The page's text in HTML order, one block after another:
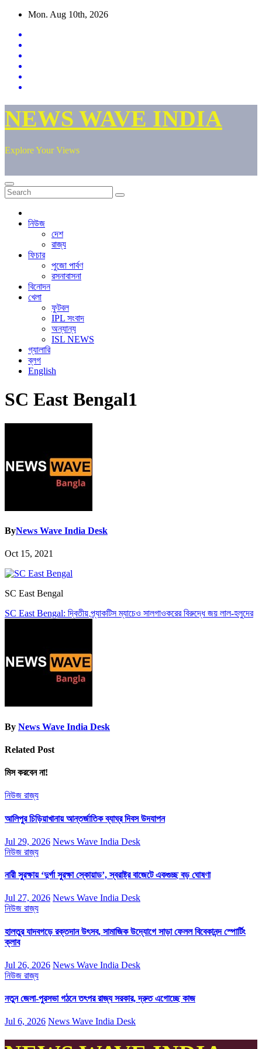
Skip
content
Mon. Aug 10th, 2026
NEWS WAVE INDIA
Explore Your Views
নিউজ
দেশ
রাজ্য
ফিচার
পুজো পার্বণ
রসনাবাসনা
বিনোদন
খেলা
ফুটবল
IPL সংবাদ
অন্যান্য
ISL NEWS
গ্যালারি
ব্লগ
English
SC East Bengal1
ByNews Wave India Desk
Oct 15, 2021
SC East Bengal
Post
SC East Bengal: দ্বিতীয় প্র্যাকটিস ম্যাচেও সালগাওকরের বিরুদ্ধে জয় লাল-হলুদের
By News Wave India Desk
Related Post
মিস করবেন না!
নিউজ রাজ্য
আলিপুর চিড়িয়াখানায় আন্তর্জাতিক ব্যাঘ্র দিবস উদযাপন
Jul 29, 2026 News Wave India Desk
নিউজ রাজ্য
নারী সুরক্ষায় ‘দুর্গা সুরক্ষা স্কোয়াড’, স্বরাষ্ট্র বাজেটে একগুচ্ছ বড় ঘোষণা
Jul 27, 2026 News Wave India Desk
নিউজ রাজ্য
হালতুর যাদবগড়ে রক্তদান উৎসব, সামাজিক উদ্যোগে সাড়া ফেলল বিবেকানন্দ স্পোর্টিং
ক্লাব
Jul 26, 2026 News Wave India Desk
নিউজ রাজ্য
নতুন জেলা-পুরসভা গঠনে তৎপর রাজ্য সরকার, দ্রুত এগোচ্ছে কাজ
Jul 6, 2026 News Wave India Desk